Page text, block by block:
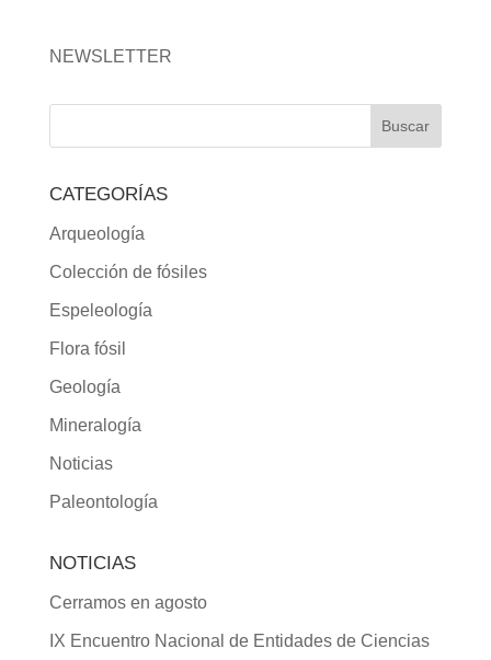
NEWSLETTER
CATEGORÍAS
Arqueología
Colección de fósiles
Espeleología
Flora fósil
Geología
Mineralogía
Noticias
Paleontología
NOTICIAS
Cerramos en agosto
IX Encuentro Nacional de Entidades de Ciencias